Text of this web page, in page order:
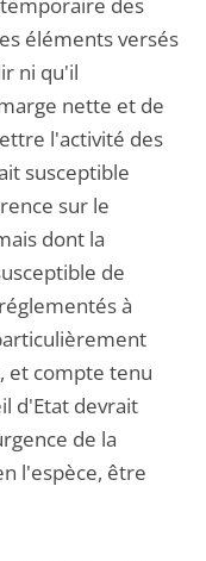
éléments versés
ni qu'il
nette et de
l'activité des
susceptible
sur le
dont la
de
à
et compte tenu
d'Etat devrait
de la
l'espèce, être